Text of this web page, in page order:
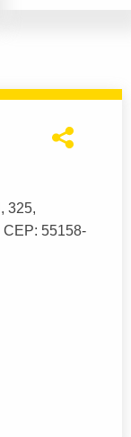
, 325,
CEP: 55158-